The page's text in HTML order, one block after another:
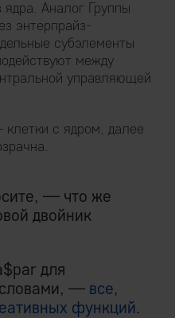
ядра. Аналог Группы
энтерпрайз-
субэлементы
между
управляющей
с ядром, далее
— что же
двойник
для
— все,
функций.